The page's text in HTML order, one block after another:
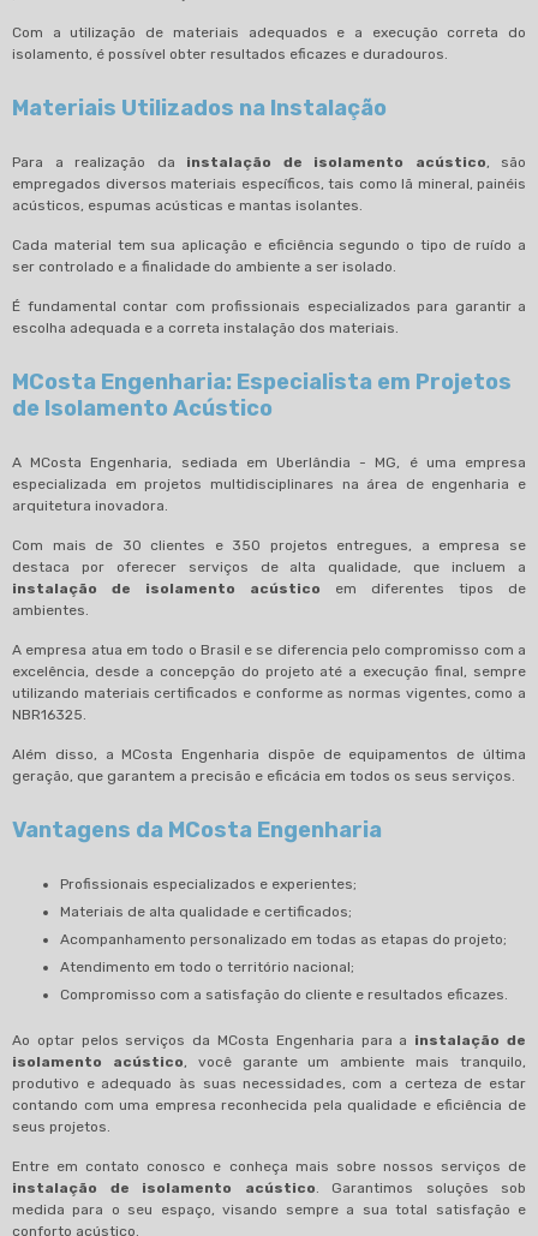
Com a utilização de materiais adequados e a execução correta do
isolamento, é possível obter resultados eficazes e duradouros.
Materiais Utilizados na Instalação
Para a realização da instalação de isolamento acústico , são
empregados diversos materiais específicos, tais como lã mineral, painéis
acústicos, espumas acústicas e mantas isolantes.
Cada material tem sua aplicação e eficiência segundo o tipo de ruído a
ser controlado e a finalidade do ambiente a ser isolado.
É fundamental contar com profissionais especializados para garantir a
escolha adequada e a correta instalação dos materiais.
MCosta Engenharia: Especialista em Projetos
de Isolamento Acústico
A MCosta Engenharia, sediada em Uberlândia - MG, é uma empresa
especializada em projetos multidisciplinares na área de engenharia e
arquitetura inovadora.
Com mais de 30 clientes e 350 projetos entregues, a empresa se
destaca por oferecer serviços de alta qualidade, que incluem a
instalação de isolamento acústico em diferentes tipos de
ambientes.
A empresa atua em todo o Brasil e se diferencia pelo compromisso com a
excelência, desde a concepção do projeto até a execução final, sempre
utilizando materiais certificados e conforme as normas vigentes, como a
NBR16325.
Além disso, a MCosta Engenharia dispõe de equipamentos de última
geração, que garantem a precisão e eficácia em todos os seus serviços.
Vantagens da MCosta Engenharia
Profissionais especializados e experientes;
Materiais de alta qualidade e certificados;
Acompanhamento personalizado em todas as etapas do projeto;
Atendimento em todo o território nacional;
Compromisso com a satisfação do cliente e resultados eficazes.
Ao optar pelos serviços da MCosta Engenharia para a instalação de
isolamento acústico , você garante um ambiente mais tranquilo,
produtivo e adequado às suas necessidades, com a certeza de estar
contando com uma empresa reconhecida pela qualidade e eficiência de
seus projetos.
Entre em contato conosco e conheça mais sobre nossos serviços de
instalação de isolamento acústico . Garantimos soluções sob
medida para o seu espaço, visando sempre a sua total satisfação e
conforto acústico.